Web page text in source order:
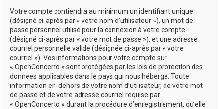
Votre compte contiendra au minimum un identifiant unique
(désigné ci-après par « votre nom d’utilisateur »), un mot de
passe personnel utilisé pour la connexion à votre compte
(désigné ci-après par « votre mot de passe »), et une adresse
courriel personnelle valide (désignée ci-après par « votre
courriel »). Vos informations pour votre compte sur
« OpenConcerto » sont protégées par les lois de protection des
données applicables dans le pays qui nous héberge. Toute
information en-dehors de votre nom d’utilisateur, de votre mot
de passe et de votre adresse courriel requise par
« OpenConcerto » durant la procédure d’enregistrement, qu’elle